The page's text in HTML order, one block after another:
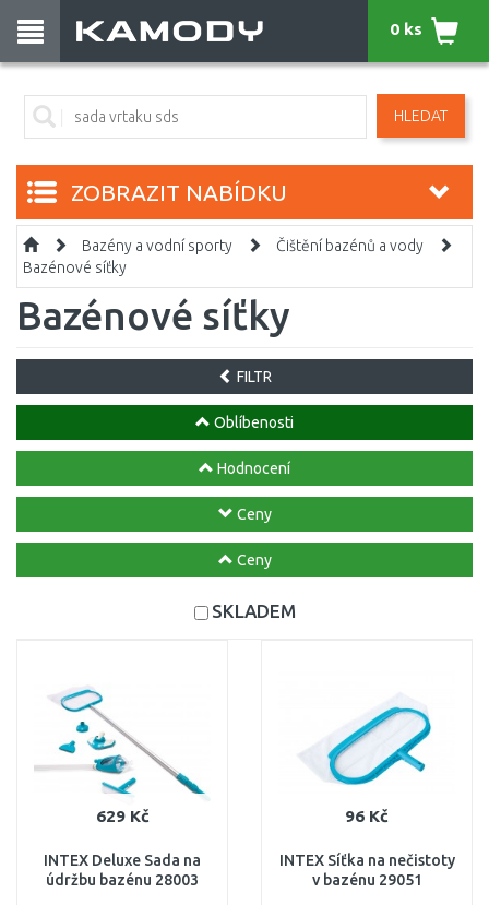
HLEDAT
0 ks
ZOBRAZIT NABÍDKU
Bazény a vodní sporty
Čištění bazénů a vody
Bazénové síťky
Bazénové síťky
FILTR
Oblíbenosti
Hodnocení
Ceny
Ceny
SKLADEM
629 Kč
INTEX Deluxe Sada na
údržbu bazénu 28003
96 Kč
INTEX Síťka na nečistoty
v bazénu 29051